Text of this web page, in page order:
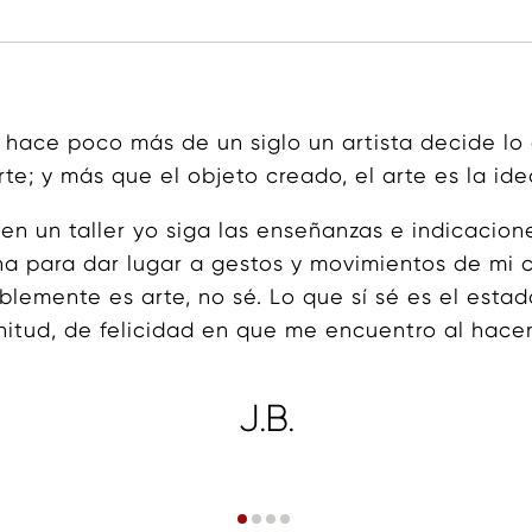
hace poco más de un siglo un artista decide lo
y más que el objeto creado, el arte es la
un taller yo siga las enseñanzas e
para dar lugar a gestos y movimientos de mi
es arte, no sé. Lo que sí sé es el
de felicidad en que me encuentro al
J.B.